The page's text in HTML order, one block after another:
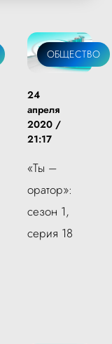
ОБЩЕСТВО
24
апреля
2020 /
21:17
«Ты –
оратор»:
сезон 1,
серия 18